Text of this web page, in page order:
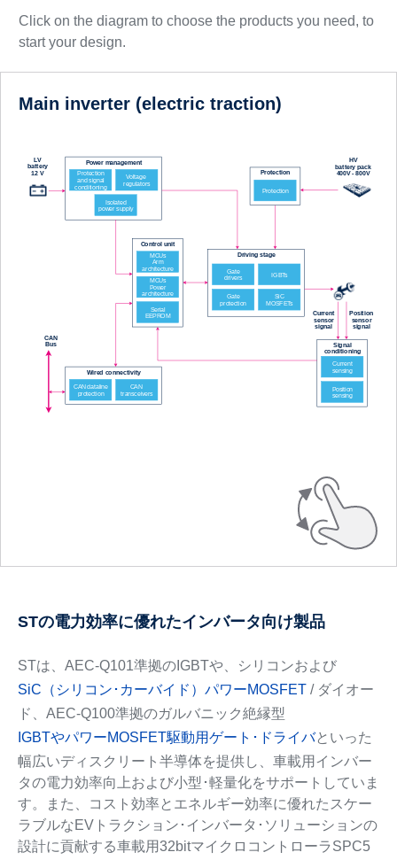
Click on the diagram to choose the products you need, to
start your design.
Main inverter (electric traction)
STの電力効率に優れたインバータ向け製品
STは、AEC-Q101準拠のIGBTや、シリコンおよび
SiC（シリコン･カーバイド）パワーMOSFET/ ダイオー
ド、AEC-Q100準拠のガルバニック絶縁型
IGBTやパワーMOSFET駆動用ゲート･ドライバといった
幅広いディスクリート半導体を提供し、車載用インバー
タの電力効率向上および小型･軽量化をサポートしていま
す。また、コスト効率とエネルギー効率に優れたスケー
ラブルなEVトラクション･インバータ･ソリューションの
設計に貢献する車載用32bitマイクロコントローラSPC5